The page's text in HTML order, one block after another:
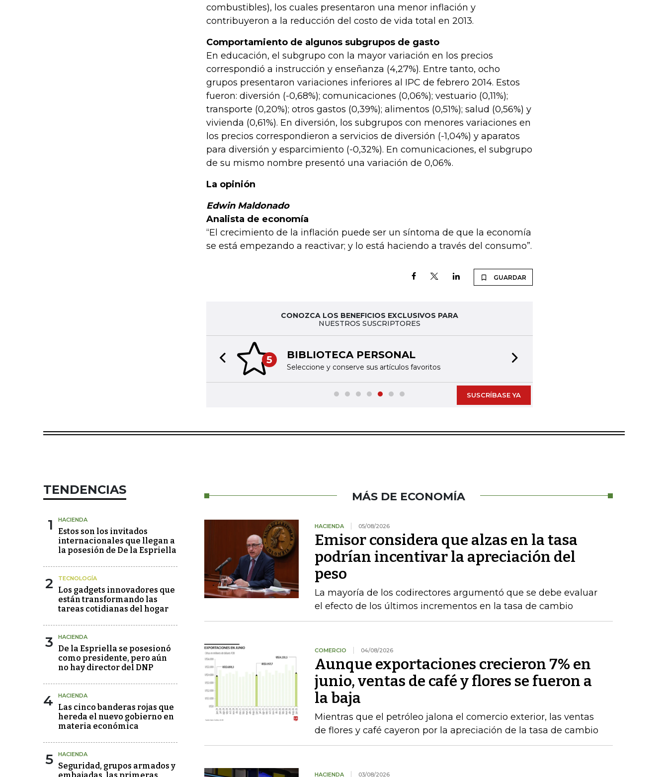
combustibles), los cuales presentaron una menor inflación y
contribuyeron a la reducción del costo de vida total en 2013.
Comportamiento de algunos subgrupos de gasto
En educación, el subgrupo con la mayor variación en los precios
correspondió a instrucción y enseñanza (4,27%). Entre tanto, ocho
grupos presentaron variaciones inferiores al IPC de febrero 2014. Estos
fueron: diversión (-0,68%); comunicaciones (0,06%); vestuario (0,11%);
transporte (0,20%); otros gastos (0,39%); alimentos (0,51%); salud (0,56%) y
vivienda (0,61%). En diversión, los subgrupos con menores variaciones en
los precios correspondieron a servicios de diversión (-1,04%) y aparatos
para diversión y esparcimiento (-0,32%). En comunicaciones, el subgrupo
de su mismo nombre presentó una variación de 0,06%.
La opinión
Edwin Maldonado
Analista de economía
“El crecimiento de la inflación puede ser un síntoma de que la economía
se está empezando a reactivar; y lo está haciendo a través del consumo”.
GUARDAR
CONOZCA LOS BENEFICIOS EXCLUSIVOS PARA
NUESTROS SUSCRIPTORES
5 BIBLIOTECA PERSONAL
Seleccione y conserve sus artículos favoritos
Previous slide
SUSCRÍBASE YA
TENDENCIAS
1 HACIENDA
Estos son los invitados
internacionales que llegan a
la posesión de De la Espriella
2 TECNOLOGÍA
Los gadgets innovadores que
están transformando las
tareas cotidianas del hogar
3 HACIENDA
De la Espriella se posesionó
como presidente, pero aún
no hay director del DNP
4 HACIENDA
Las cinco banderas rojas que
hereda el nuevo gobierno en
materia económica
5 HACIENDA
Seguridad, grupos armados y
MÁS DE ECONOMÍA
HACIENDA 05/08/2026
Emisor considera que alzas en la tasa
podrían incentivar la apreciación del
peso
La mayoría de los codirectores argumentó que se debe evaluar
el efecto de los últimos incrementos en la tasa de cambio
COMERCIO 04/08/2026
Aunque exportaciones crecieron 7% en
junio, ventas de café y flores se fueron a
la baja
Mientras que el petróleo jalona el comercio exterior, las ventas
de flores y café cayeron por la apreciación de la tasa de cambio
HACIENDA 03/08/2026